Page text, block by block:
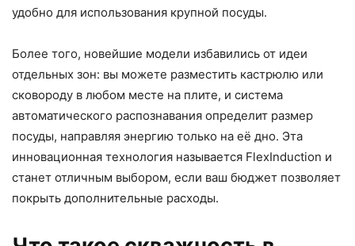
удобно для использования крупной посуды.
Более того, новейшие модели избавились от идеи
отдельных зон: вы можете разместить кастрюлю или
сковороду в любом месте на плите, и система
автоматического распознавания определит размер
посуды, направляя энергию только на её дно. Эта
инновационная технология называется FlexInduction и
станет отличным выбором, если ваш бюджет позволяет
покрыть дополнительные расходы.